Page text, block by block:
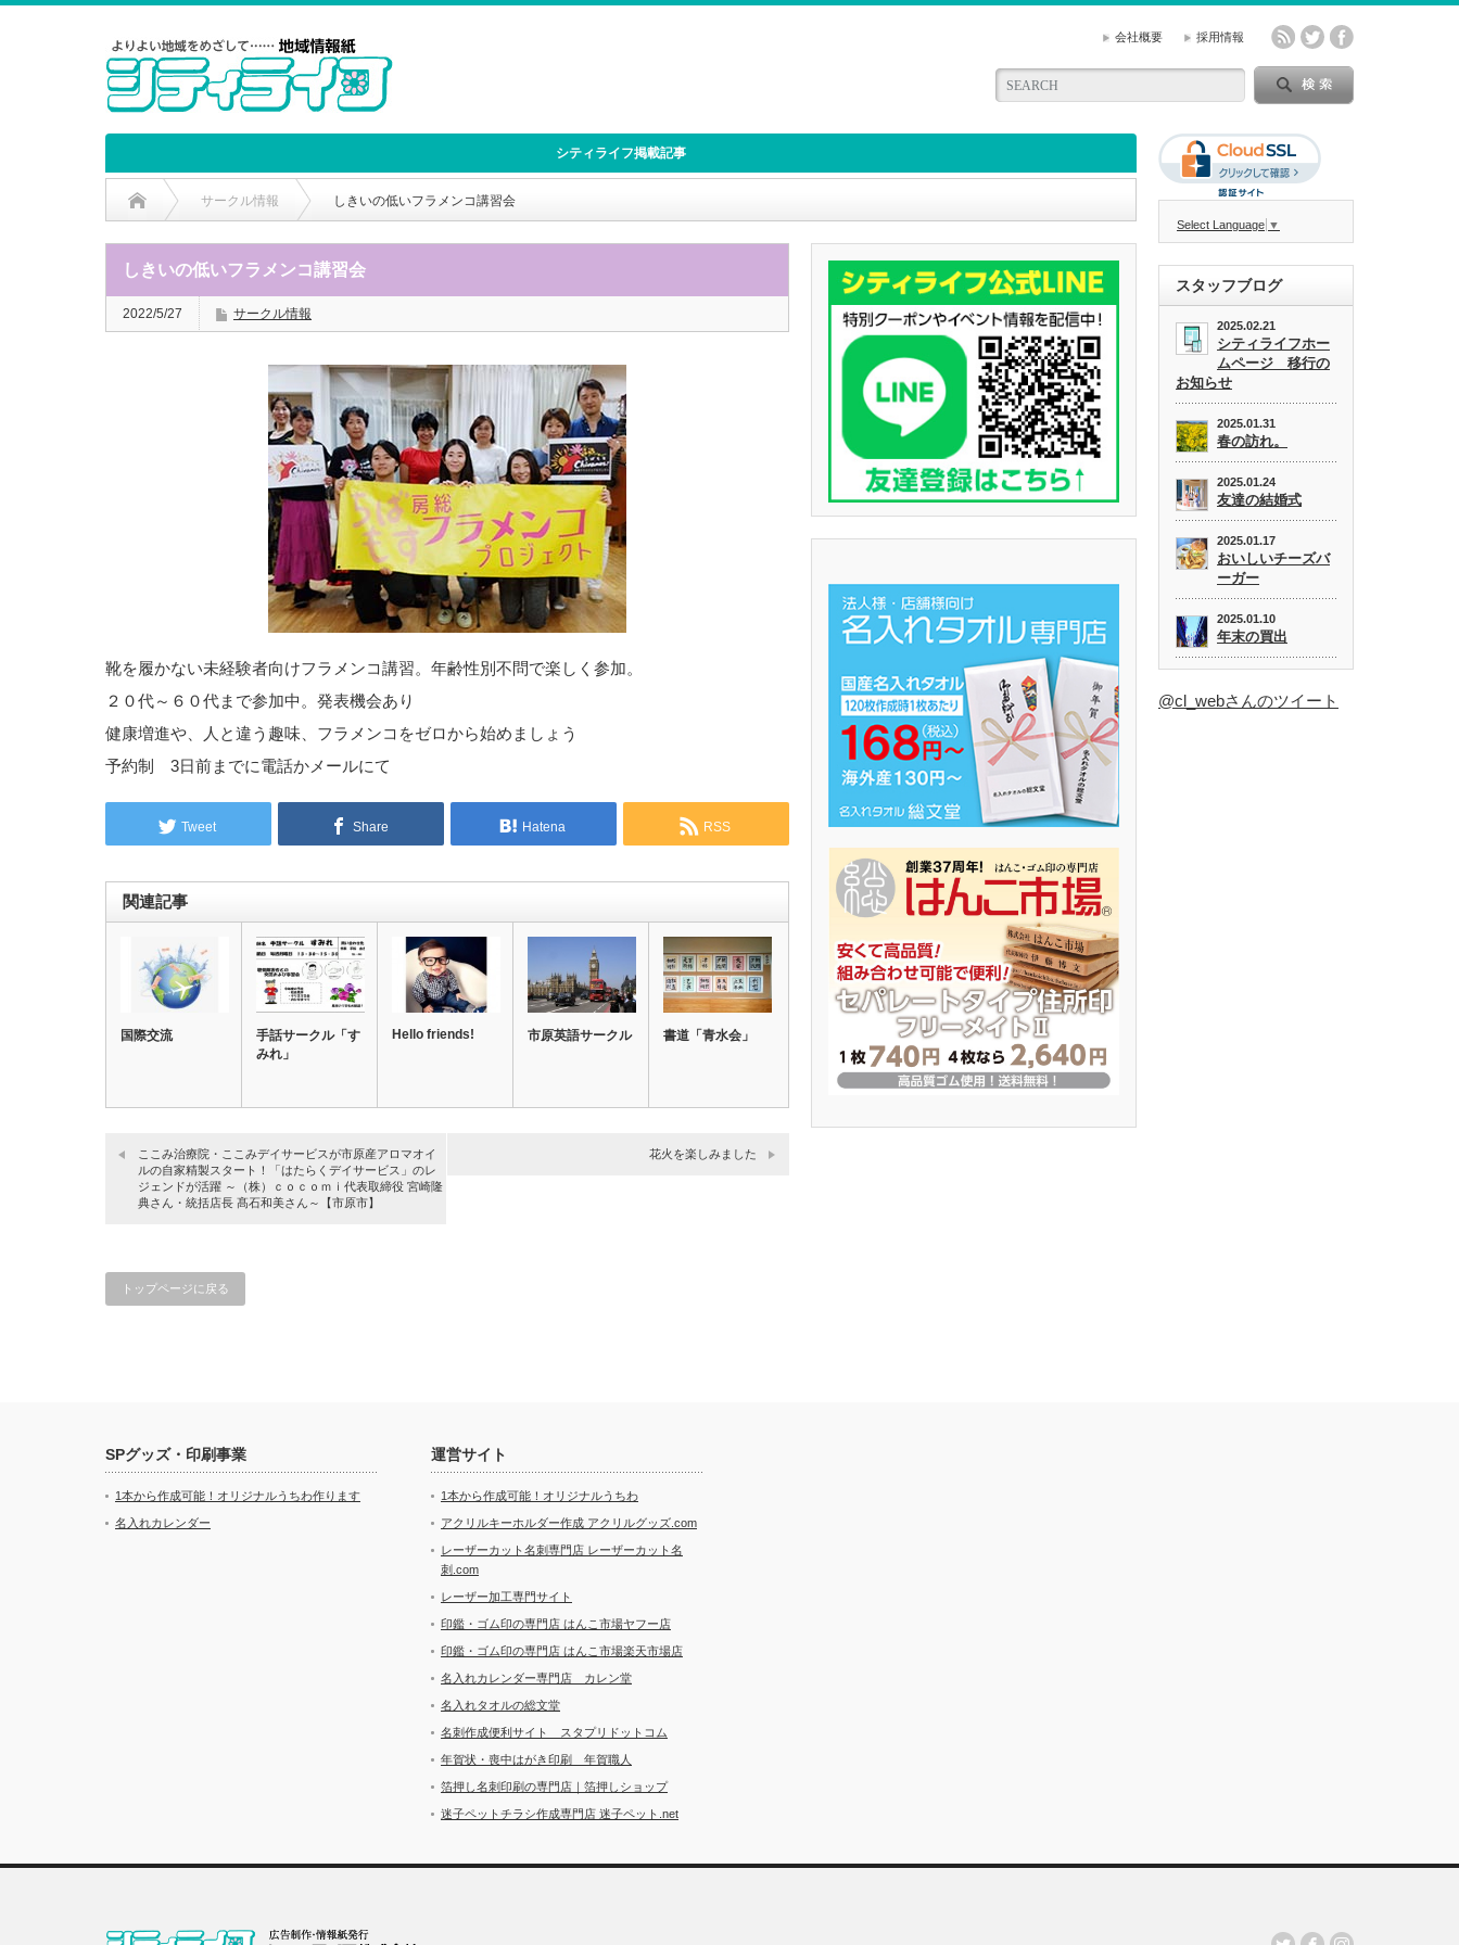
会社概要 採用情報
シティライフ掲載記事
サークル情報 しきいの低いフラメンコ講習会
しきいの低いフラメンコ講習会
2022/5/27 サークル情報
靴を履かない未経験者向けフラメンコ講習。年齢性別不問で楽しく参加。
２０代～６０代まで参加中。発表機会あり
健康増進や、人と違う趣味、フラメンコをゼロから始めましょう
予約制 3日前までに電話かメールにて
Tweet Share Hatena RSS
関連記事
国際交流
手話サークル「す
みれ」
Hello friends! 市原英語サークル 書道「青水会」
ここみ治療院・ここみデイサービスが市原産アロマオイ
ルの自家精製スタート！「はたらくデイサービス」のレ
ジェンドが活躍 ～（株）ｃｏｃｏｍｉ代表取締役 宮崎隆
典さん・統括店長 髙石和美さん～【市原市】
花火を楽しみました
トップページに戻る
Select Language ▼
スタッフブログ
2025.02.21
シティライフホー
ムページ 移行の
お知らせ
2025.01.31
春の訪れ。
2025.01.24
友達の結婚式
2025.01.17
おいしいチーズバ
ーガー
2025.01.10
年末の買出
@cl_webさんのツイート
SPグッズ・印刷事業
1本から作成可能！オリジナルうちわ作ります
名入れカレンダー
運営サイト
1本から作成可能！オリジナルうちわ
アクリルキーホルダー作成 アクリルグッズ.com
レーザーカット名刺専門店 レーザーカット名
刺.com
レーザー加工専門サイト
印鑑・ゴム印の専門店 はんこ市場ヤフー店
印鑑・ゴム印の専門店 はんこ市場楽天市場店
名入れカレンダー専門店 カレン堂
名入れタオルの総文堂
名刺作成便利サイト スタプリドットコム
年賀状・喪中はがき印刷 年賀職人
箔押し名刺印刷の専門店｜箔押しショップ
迷子ペットチラシ作成専門店 迷子ペット.net